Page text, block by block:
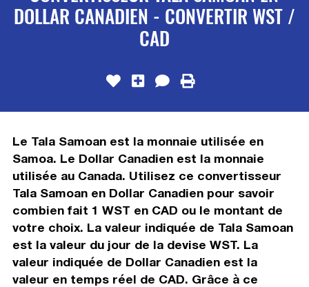
DOLLAR CANADIEN - CONVERTIR WST /
CAD
Le Tala Samoan est la monnaie utilisée en
Samoa. Le Dollar Canadien est la monnaie
utilisée au Canada. Utilisez ce convertisseur
Tala Samoan en Dollar Canadien pour savoir
combien fait 1 WST en CAD ou le montant de
votre choix. La valeur indiquée de Tala Samoan
est la valeur du jour de la devise WST. La
valeur indiquée de Dollar Canadien est la
valeur en temps réel de CAD. Grâce à ce